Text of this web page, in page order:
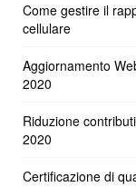
Come gestire il
cellulare
Aggiornamento
2020
Riduzione
2020
Certificazione di